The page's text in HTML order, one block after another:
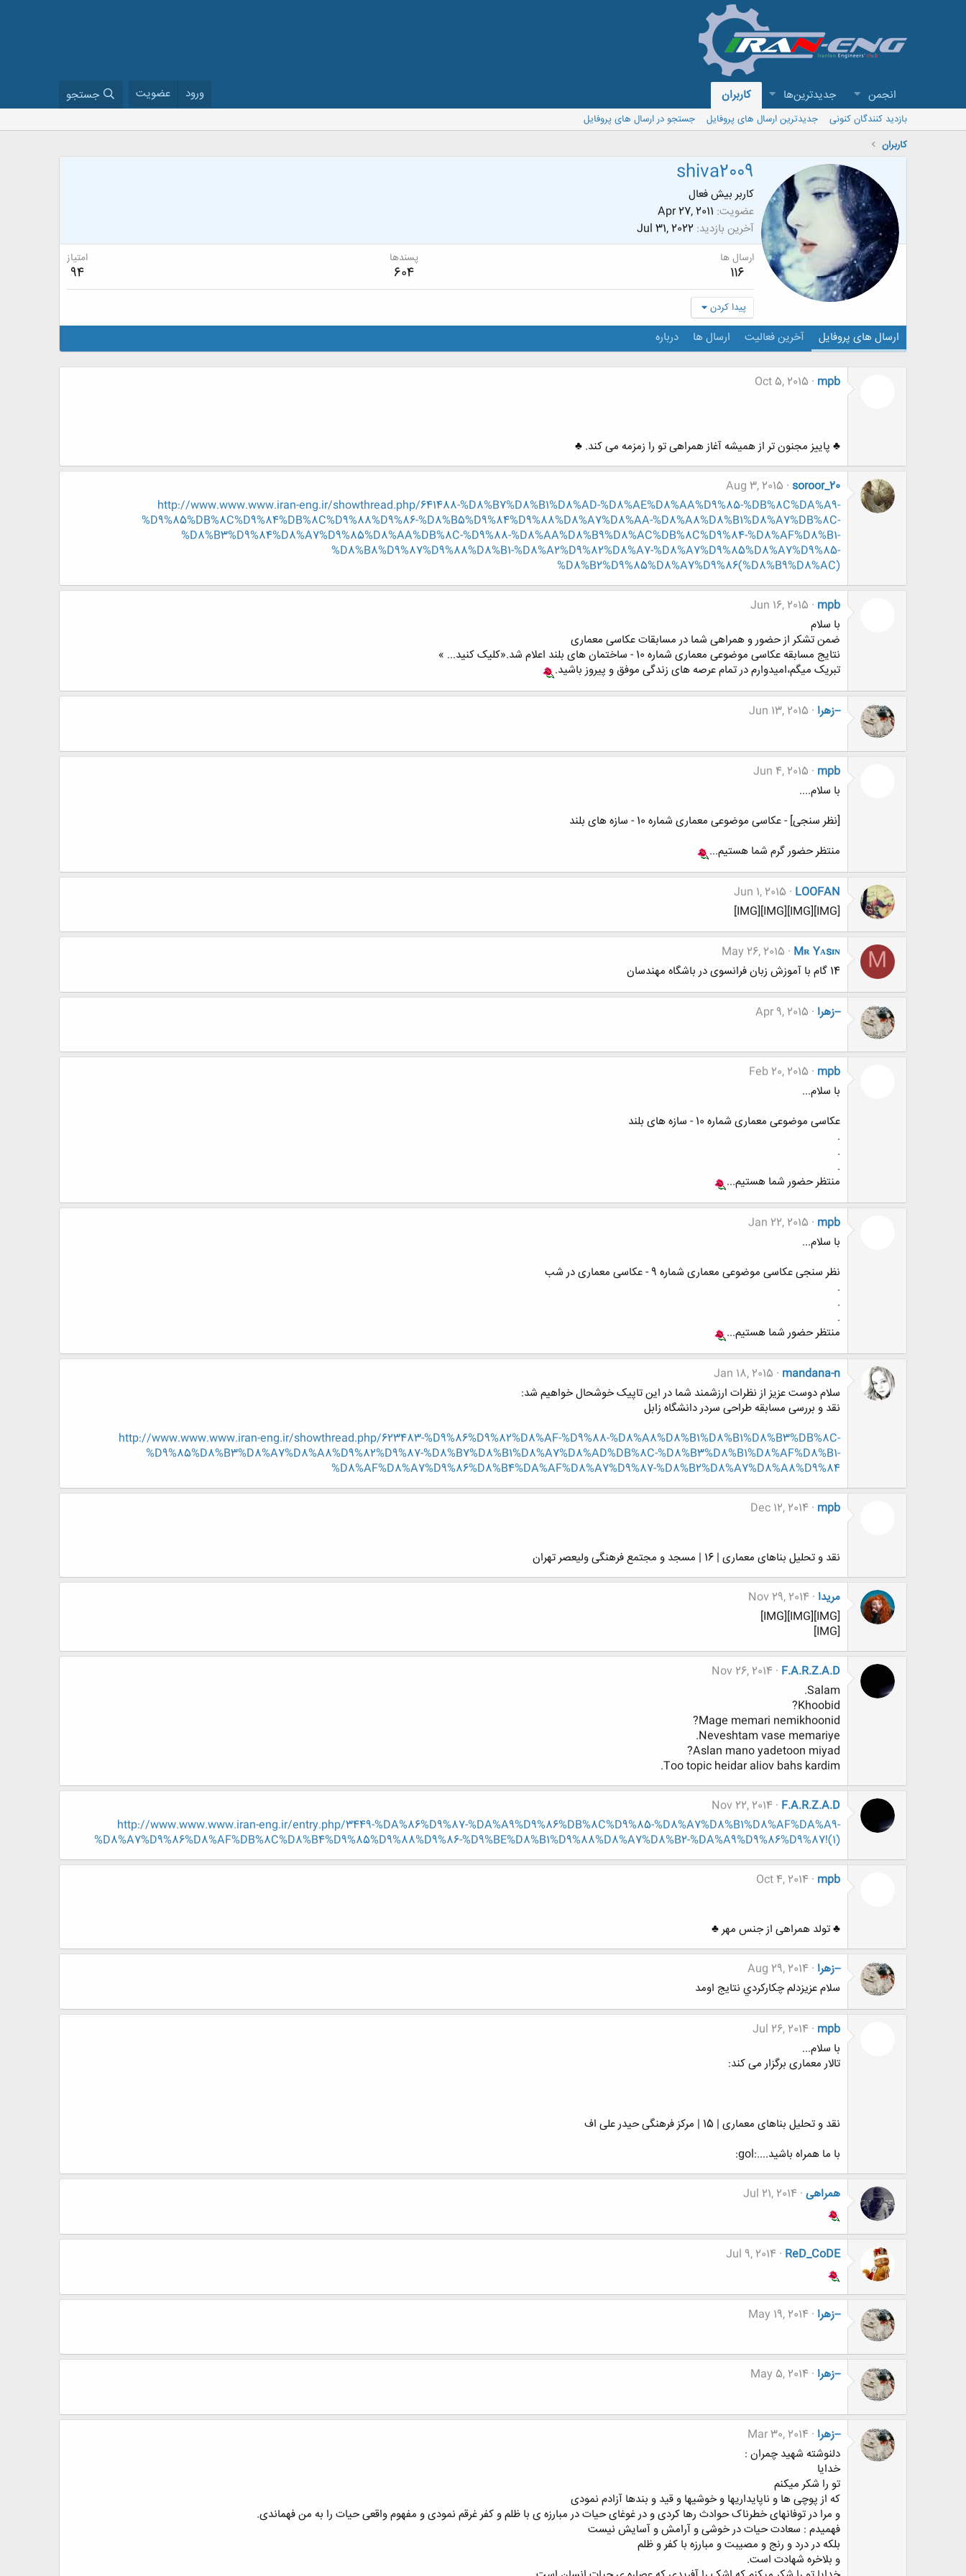
انجمن جدیدترین‌ها کاربران ورود عضویت جستجو
بازدید کنندگان کنونی جدیدترین ارسال های پروفایل
جستجو در ارسال های پروفایل
کاربران
shiva2009
کاربر بیش فعال
عضویت Apr 27, 2011
آخرین بازدید Jul 31, 2022
ارسال ها
116
پسندها
604
امتیاز
94
پیدا کردن
ارسال های پروفایل آخرین فعالیت ارسال ها درباره
mpb
Oct 5, 2015
♣ پاییز مجنون تر از همیشه آغاز همراهی تو را زمزمه می کند. ♣
soroor_20
Aug 3, 2015
http://www.www.www.iran-eng.ir/showthread.php/641488-%D8%B7%D8%B1%D8%AD-%D8%AE%D8%AA%D9%85-%DB%8C%DA%A9-
%D9%85%DB%8C%D9%84%DB%8C%D9%88%D9%86-%D8%B5%D9%84%D9%88%D8%A7%D8%AA-%D8%A8%D8%B1%D8%A7%DB%8C-
%D8%B3%D9%84%D8%A7%D9%85%D8%AA%DB%8C-%D9%88-%D8%AA%D8%B9%D8%AC%DB%8C%D9%84-%D8%AF%D8%B1-
%D8%B8%D9%87%D9%88%D8%B1-%D8%A2%D9%82%D8%A7-%D8%A7%D9%85%D8%A7%D9%85-
%D8%B2%D9%85%D8%A7%D9%86(%D8%B9%D8%AC)
mpb
Jun 16, 2015
با سلام
ضمن تشکر از حضور و همراهی شما در مسابقات عکاسی معماری
نتایج مسابقه عکاسی موضوعی معماری شماره 10 - ساختمان های بلند اعلام شد.«کلیک کنید... »
تبریک میگم،امیدوارم در تمام عرصه های زندگی موفق و پیروز باشید.
--زهرا Jun 13, 2015
mpb
Jun 4, 2015
با سلام....
[نظر سنجی] - عکاسی موضوعی معماری شماره 10 - سازه های بلند
منتظر حضور گرم شما هستیم...
LOOFAN
Jun 1, 2015
[IMG][IMG][IMG][IMG]
M
Mʀ Yᴀsɪɴ
May 26, 2015
14 گام با آموزش زبان فرانسوی در باشگاه مهندسان
--زهرا Apr 9, 2015
mpb
Feb 20, 2015
با سلام...
عکاسی موضوعی معماری شماره 10 - سازه های بلند
.
.
.
منتظر حضور شما هستیم...
mpb
Jan 22, 2015
با سلام...
نظر سنجی عکاسی موضوعی معماری شماره 9 - عکاسی معماری در شب
.
.
.
منتظر حضور شما هستیم...
mandana-n
Jan 18, 2015
سلام دوست عزیز از نظرات ارزشمند شما در این تاپیک خوشحال خواهیم شد:
نقد و بررسی مسابقه طراحی سردر دانشگاه زابل
http://www.www.www.iran-eng.ir/showthread.php/623483-%D9%86%D9%82%D8%AF-%D9%88-%D8%A8%D8%B1%D8%B1%D8%B3%DB%8C-
%D9%85%D8%B3%D8%A7%D8%A8%D9%82%D9%87-%D8%B7%D8%B1%D8%A7%D8%AD%DB%8C-%D8%B3%D8%B1%D8%AF%D8%B1-
%D8%AF%D8%A7%D9%86%D8%B4%DA%AF%D8%A7%D9%87-%D8%B2%D8%A7%D8%A8%D9%84
mpb
Dec 12, 2014
نقد و تحلیل بناهای معماری | 16 | مسجد و مجتمع فرهنگی ولیعصر تهران
مریدا Nov 29, 2014
[IMG][IMG][IMG]
[IMG]
F.A.R.Z.A.D
Nov 26, 2014
Salam.
Khoobid?
Mage memari nemikhoonid?
Neveshtam vase memariye.
Aslan mano yadetoon miyad?
Too topic heidar aliov bahs kardim.
F.A.R.Z.A.D
Nov 22, 2014
http://www.www.www.iran-eng.ir/entry.php/3449-%DA%86%D9%87-%DA%A9%D9%86%DB%8C%D9%85-%D8%A7%D8%B1%D8%AF%DA%A9-
%D8%A7%D9%86%D8%AF%DB%8C%D8%B4%D9%85%D9%88%D9%86-%D9%BE%D8%B1%D9%88%D8%A7%D8%B2-%DA%A9%D9%86%D9%87!(1)
mpb
Oct 4, 2014
♣ تولد همراهی از جنس مهر ♣
--زهرا Aug 29, 2014
سلام عزيزدلم چكاركردي نتايج اومد
mpb
Jul 26, 2014
با سلام...
تالار معماری برگزار می کند:
نقد و تحلیل بناهای معماری | 15 | مرکز فرهنگی حیدر علی اف
با ما همراه باشید....:gol:
همراهی Jul 21, 2014
ReD_CoDE
Jul 9, 2014
--زهرا May 19, 2014
--زهرا May 5, 2014
--زهرا Mar 30, 2014
دلنوشته شهید چمران :
خدایا
تو را شکر میکنم
که از پوچی ها و ناپایداریها و خوشیها و قید و بندها آزادم نمودی
و مرا در توفانهای خطرناک حوادث رها کردی و در غوغای حیات در مبارزه ی با ظلم و کفر غرقم نمودی و مفهوم واقعی حیات را به من فهماندی.
فهمیدم : سعادت حیات در خوشی و آرامش و آسایش نیست
بلکه در درد و رنج و مصیبت و مبارزه با کفر و ظلم
و بلاخره شهادت است.